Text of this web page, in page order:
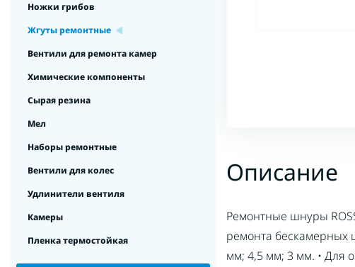
Ножки грибов
Жгуты ремонтные
Вентили для ремонта камер
Химические компоненты
Сырая резина
Мел
Наборы ремонтные
Вентили для колес
Удлинители вентиля
Камеры
Пленка термостойкая
Описание
Ремонтные шнуры
ремонта бескамерных
мм; 4,5 мм; 3 мм. • Для